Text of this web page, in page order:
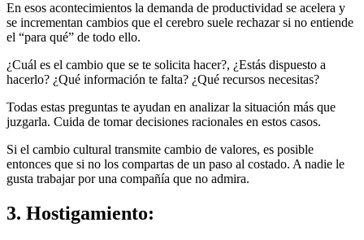
En esos acontecimientos la demanda de productividad se acelera y
se incrementan cambios que el cerebro suele rechazar si no entiende
el “para qué” de todo ello.
¿Cuál es el cambio que se te solicita hacer?, ¿Estás dispuesto a
hacerlo? ¿Qué información te falta? ¿Qué recursos necesitas?
Todas estas preguntas te ayudan en analizar la situación más que
juzgarla. Cuida de tomar decisiones racionales en estos casos.
Si el cambio cultural transmite cambio de valores, es posible
entonces que si no los compartas de un paso al costado. A nadie le
gusta trabajar por una compañía que no admira.
3. Hostigamiento: